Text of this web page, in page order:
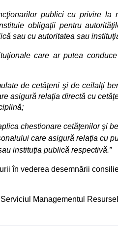
publici cu privire
obligaţii pentru
sau cu autoritatea sau
care ar putea
de cetăţeni şi de ceilalţi
asigură relaţia directă cu
chestionare cetăţenilor şi
care asigură relaţia cu
instituţia publică respectivă.”
în vederea desemnării
Managementul